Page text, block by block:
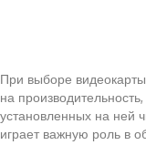
При выборе
на
установленных на ней
играет важную роль в